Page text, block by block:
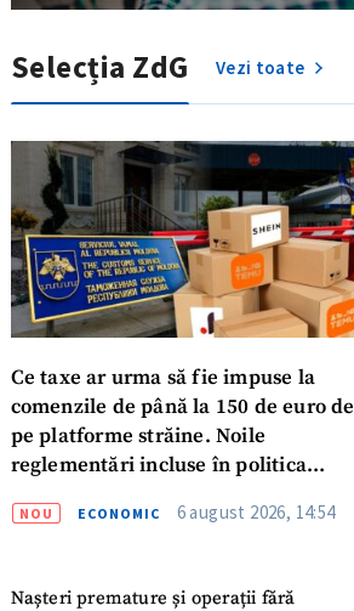
Selecția ZdG Vezi toate
Ce taxe ar urma să fie impuse la
comenzile de până la 150 de euro de
pe platforme străine. Noile
reglementări incluse în politica
NOU ECONOMIC 6 august 2026, 14:54
Nașteri premature și operații fără